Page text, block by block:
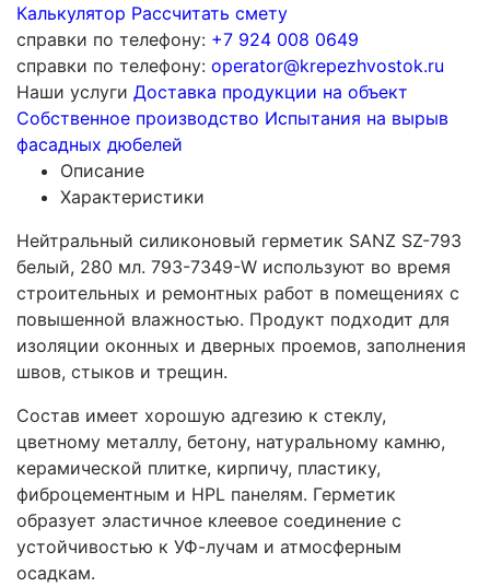
Калькулятор Рассчитать смету
справки по телефону: +7 924 008 0649
справки по телефону: operator@krepezhvostok.ru
Наши услуги Доставка продукции на объект
Собственное производство Испытания на вырыв
фасадных дюбелей
Описание
Характеристики
Нейтральный силиконовый герметик SANZ SZ-793
белый, 280 мл. 793-7349-W используют во время
строительных и ремонтных работ в помещениях с
повышенной влажностью. Продукт подходит для
изоляции оконных и дверных проемов, заполнения
швов, стыков и трещин.
Состав имеет хорошую адгезию к стеклу,
цветному металлу, бетону, натуральному камню,
керамической плитке, кирпичу, пластику,
фиброцементным и HPL панелям. Герметик
образует эластичное клеевое соединение с
устойчивостью к УФ-лучам и атмосферным
осадкам.